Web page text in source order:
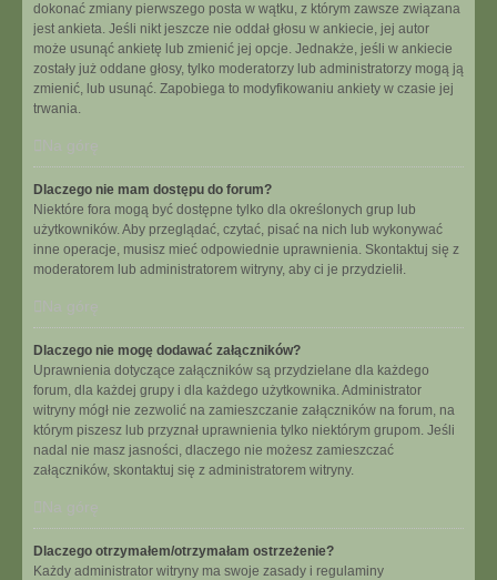
dokonać zmiany pierwszego posta w wątku, z którym zawsze związana
jest ankieta. Jeśli nikt jeszcze nie oddał głosu w ankiecie, jej autor
może usunąć ankietę lub zmienić jej opcje. Jednakże, jeśli w ankiecie
zostały już oddane głosy, tylko moderatorzy lub administratorzy mogą ją
zmienić, lub usunąć. Zapobiega to modyfikowaniu ankiety w czasie jej
trwania.
Na górę
Dlaczego nie mam dostępu do forum?
Niektóre fora mogą być dostępne tylko dla określonych grup lub
użytkowników. Aby przeglądać, czytać, pisać na nich lub wykonywać
inne operacje, musisz mieć odpowiednie uprawnienia. Skontaktuj się z
moderatorem lub administratorem witryny, aby ci je przydzielił.
Na górę
Dlaczego nie mogę dodawać załączników?
Uprawnienia dotyczące załączników są przydzielane dla każdego
forum, dla każdej grupy i dla każdego użytkownika. Administrator
witryny mógł nie zezwolić na zamieszczanie załączników na forum, na
którym piszesz lub przyznał uprawnienia tylko niektórym grupom. Jeśli
nadal nie masz jasności, dlaczego nie możesz zamieszczać
załączników, skontaktuj się z administratorem witryny.
Na górę
Dlaczego otrzymałem/otrzymałam ostrzeżenie?
Każdy administrator witryny ma swoje zasady i regulaminy